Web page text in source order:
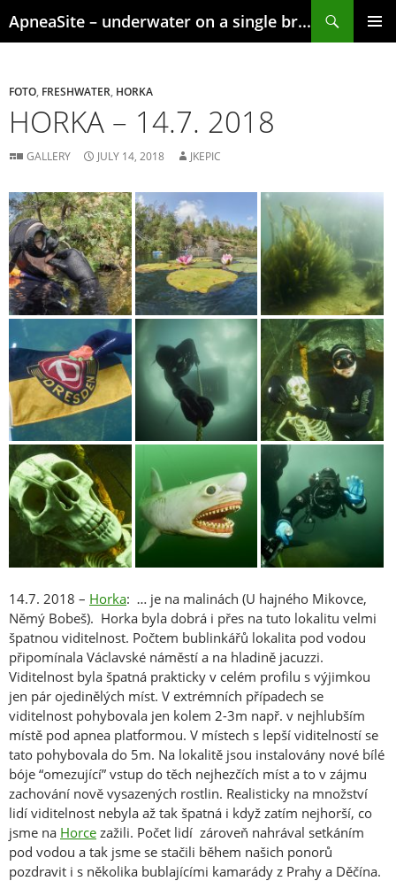
to
ApneaSite – underwater on a single breath
FOTO FRESHWATER HORKA
HORKA – 14.7. 2018
GALLERY JULY 14, 2018 JKEPIC
14.7. 2018 – Horka: … je na malinách (U hajného Mikovce,
Němý Bobeš). Horka byla dobrá i přes na tuto lokalitu velmi
špatnou viditelnost. Počtem bublinkářů lokalita pod vodou
připomínala Václavské náměstí a na hladině jacuzzi.
Viditelnost byla špatná prakticky v celém profilu s výjimkou
jen pár ojedinělých míst. V extrémních případech se
viditelnost pohybovala jen kolem 2-3m např. v nejhlubším
místě pod apnea platformou. V místech s lepší viditelností se
tato pohybovala do 5m. Na lokalitě jsou instalovány nové bílé
bóje “omezující” vstup do těch nejhezčích míst a to v zájmu
zachování nově vysazených rostlin. Realisticky na množství
lidí viditelnost nebyla až tak špatná i když zatím nejhorší, co
jsme na Horce zažili. Počet lidí zároveň nahrával setkáním
pod vodou a tak jsme se stačili během našich ponorů
pozdravit i s několika bublajícími kamarády z Prahy a Děčína.